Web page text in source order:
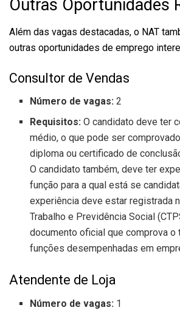
Outras Oportunidades
Além das vagas destacadas, o NAT
outras oportunidades de emprego
Consultor de Vendas
Número de vagas: 2
Requisitos:O candidato deve ter
médio, o que pode ser
diploma ou certificado de
O candidato também, deve ter
função para a qual está se
experiência deve estar registrada
Trabalho e Previdência Social
documento oficial que comprova o
funções desempenhadas em
Atendente de Loja
Número de vagas: 1